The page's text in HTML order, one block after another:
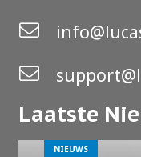
Laatste
NIEUWS